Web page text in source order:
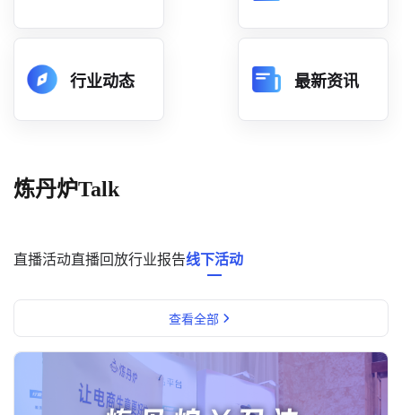
分析
数据中心
消费者说
解决方案
金融市场解决方案
电商解决方案
行业动态 最新资讯
炼丹炉Talk
直播活动直播回放行业报告线下活动
查看全部